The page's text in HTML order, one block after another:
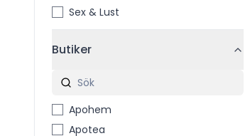
Sex & Lust
Butiker
Apohem
Apotea